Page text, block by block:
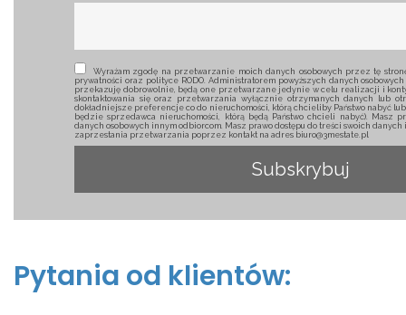
Wyrażam zgodę na przetwarzanie moich danych osobowych przez tę
prywatności oraz polityce RODO. Administratorem powyższych danych
przekazuję dobrowolnie, będą one przetwarzane jedynie w celu realizacji i
skontaktowania się oraz przetwarzania wyłącznie otrzymanych danych lub
dokładniejsze preferencje co do nieruchomości, którą chcieliby Państwo nabyć
będzie sprzedawca nieruchomości, którą będą Państwo chcieli nabyć). Masz
danych osobowych innym odbiorcom. Masz prawo dostępu do treści swoich
zaprzestania przetwarzania poprzez kontakt na adres biuro@3mestate.pl
Pytania od klientów: